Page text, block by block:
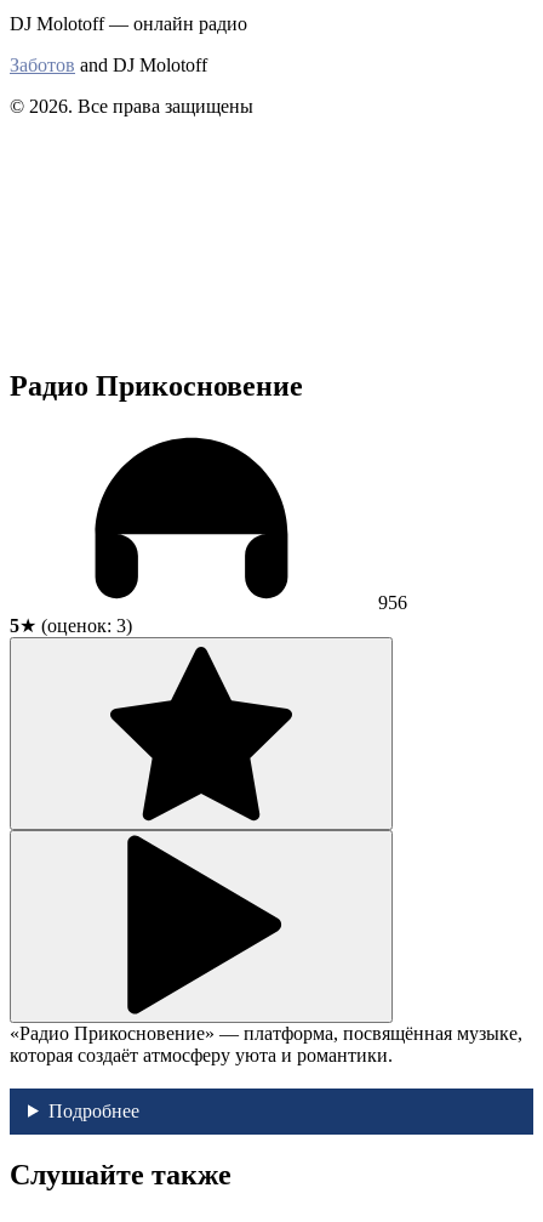
DJ Molotoff — онлайн радио
Заботов and DJ Molotoff
© 2026. Все права защищены
Радио Прикосновение
956
5★ (оценок: 3)
«Радио Прикосновение» — платформа, посвящённая музыке,
которая создаёт атмосферу уюта и романтики.
Подробнее
Слушайте также